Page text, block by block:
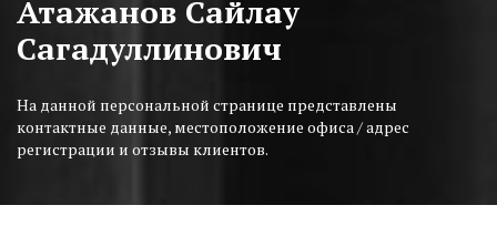
Атажанов Сайлау
Сагадуллинович
На данной персональной странице представлены
контактные данные, местоположение офиса / адрес
регистрации и отзывы клиентов.